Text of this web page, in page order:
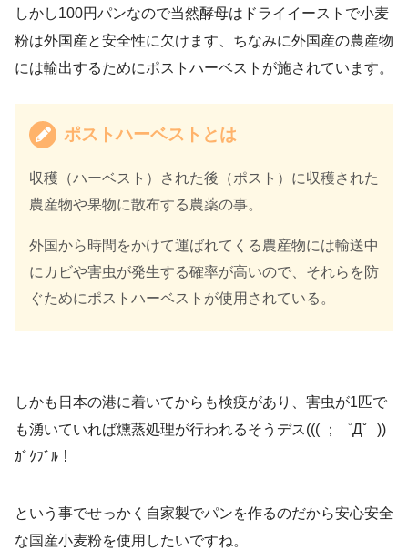
しかし100円パンなので当然酵母はドライイーストで小麦
粉は外国産と安全性に欠けます、ちなみに外国産の農産物
には輸出するためにポストハーベストが施されています。
ポストハーベストとは
収穫（ハーベスト）された後（ポスト）に収穫された
農産物や果物に散布する農薬の事。
外国から時間をかけて運ばれてくる農産物には輸送中
にカビや害虫が発生する確率が高いので、それらを防
ぐためにポストハーベストが使用されている。
しかも日本の港に着いてからも検疫があり、害虫が1匹で
も湧いていれば燻蒸処理が行われるそうデス((( ；゜Д゜))
ｶﾞｸﾌﾞﾙ！
という事でせっかく自家製でパンを作るのだから安心安全
な国産小麦粉を使用したいですね。